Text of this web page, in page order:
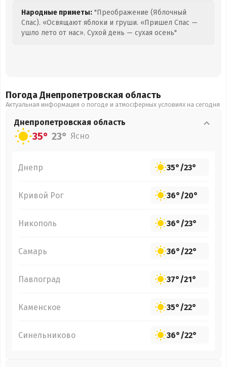
Народные приметы: "Преображение (Яблочный
Спас). «Освящают яблоки и груши. «Пришел Спас —
ушло лето от нас». Сухой день — сухая осень"
Погода Днепропетровская область
Актуальная информация о погоде и атмосферных условиях на сегодня
Днепропетровская область
35° 23° Ясно
Днепр 35°/23°
Кривой Рог 36°/20°
Никополь 36°/23°
Самарь 36°/22°
Павлоград 37°/21°
Каменское 35°/22°
Синельниково 36°/22°